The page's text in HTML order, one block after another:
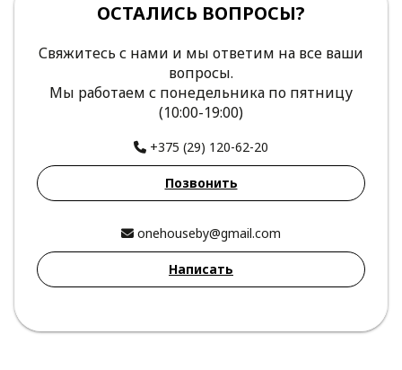
ОСТАЛИСЬ ВОПРОСЫ?
Свяжитесь с нами и мы ответим на все ваши
вопросы.
Мы работаем с понедельника по пятницу
(10:00-19:00)
+375 (29) 120-62-20
Позвонить
onehouseby@gmail.com
Написать